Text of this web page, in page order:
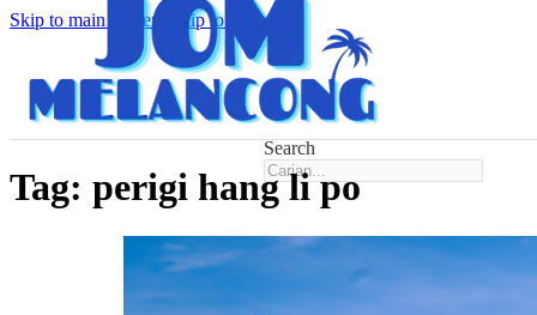
Skip to main content Skip to footer
Search
Tag: perigi hang li po